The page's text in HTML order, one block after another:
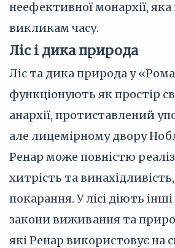
неефективної монархії, яка
викликам часу.
Ліс і дика природа
Ліс та дика природа у
функціонують як простір
анархії, протиставлений
але лицемірному двору
Ренар може повністю
хитрість та
покарання. У лісі діють
закони виживання та
які Ренар використовує на